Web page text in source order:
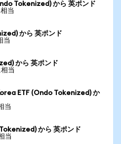
Tokenized) から 英ポンド
当
から 英ポンド
当
から 英ポンド
当
ETF (Ondo Tokenized) か
当
から 英ポンド
当